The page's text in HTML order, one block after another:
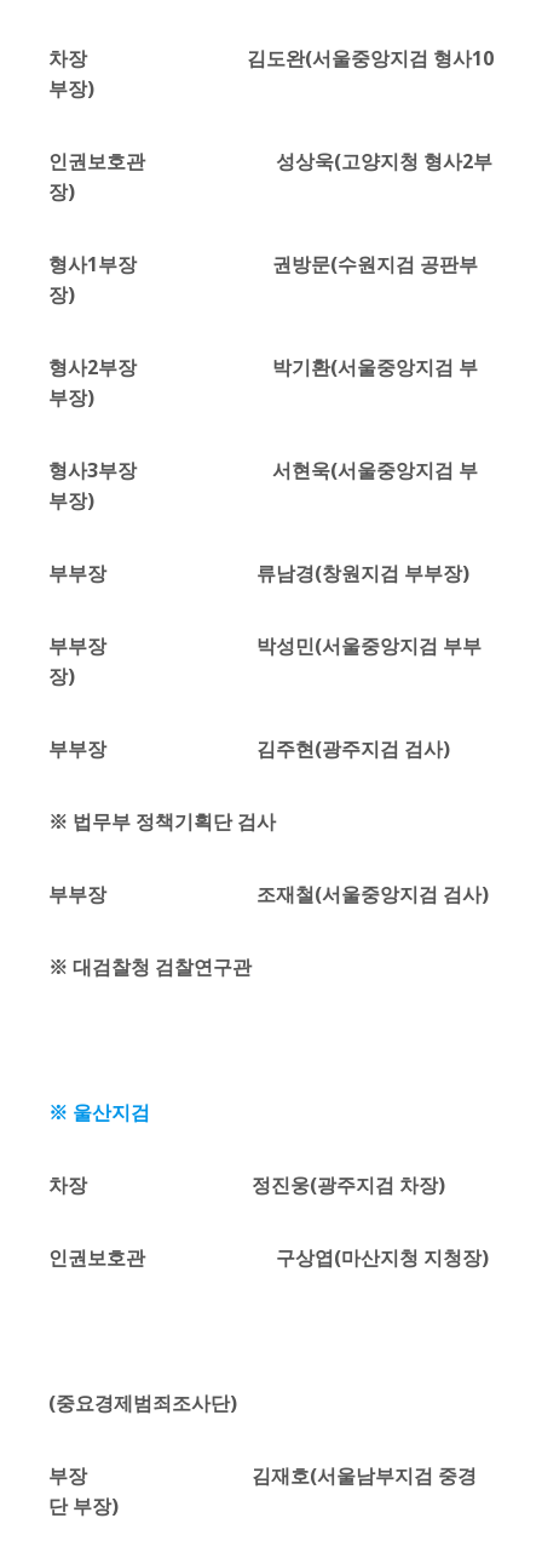
차장 김도완(서울중앙지검 형사10
부장)
인권보호관 성상욱(고양지청 형사2부
장)
형사1부장 권방문(수원지검 공판부
장)
형사2부장 박기환(서울중앙지검 부
부장)
형사3부장 서현욱(서울중앙지검 부
부장)
부부장 류남경(창원지검 부부장)
부부장 박성민(서울중앙지검 부부
장)
부부장 김주현(광주지검 검사)
※ 법무부 정책기획단 검사
부부장 조재철(서울중앙지검 검사)
※ 대검찰청 검찰연구관
※ 울산지검
차장 정진웅(광주지검 차장)
인권보호관 구상엽(마산지청 지청장)
(중요경제범죄조사단)
부장 김재호(서울남부지검 중경
단 부장)